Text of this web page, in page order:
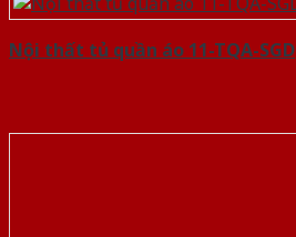
Nội thất tủ quần áo 11-TQA-SGD